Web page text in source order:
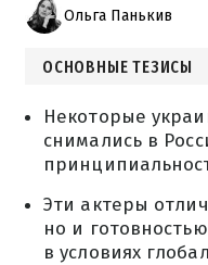
Ольга Панькив
ОСНОВНЫЕ ТЕЗИСЫ
Некоторые
снимались в
Эти актеры
но и
в условиях